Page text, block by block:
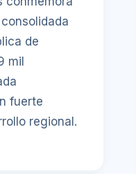
de
mil
fuerte
regional.